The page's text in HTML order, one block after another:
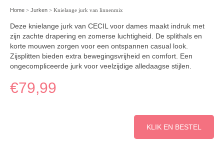
Home > Jurken > Knielange jurk van linnenmix
Deze knielange jurk van CECIL voor dames maakt indruk met
zijn zachte drapering en zomerse luchtigheid. De splithals en
korte mouwen zorgen voor een ontspannen casual look.
Zijsplitten bieden extra bewegingsvrijheid en comfort. Een
ongecompliceerde jurk voor veelzijdige alledaagse stijlen.
€79,99
KLIK EN BESTEL